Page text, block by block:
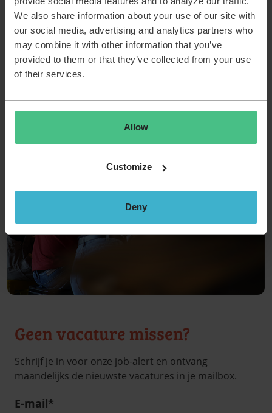
We also share information about your use of our site with
our social media, advertising and analytics partners who
may combine it with other information that you’ve
provided to them or that they’ve collected from your use
of their services.
Allow
Customize
Deny
Geen vacature missen?
Schrijf je in voor onze job-alert en ontvang
maandelijks de nieuwste vacatures in je mailbox.
E-mail*